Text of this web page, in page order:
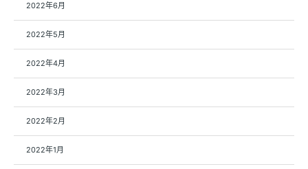
2022年6月
2022年5月
2022年4月
2022年3月
2022年2月
2022年1月